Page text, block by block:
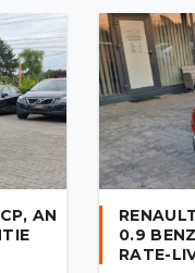
AN
0.9
RATE-